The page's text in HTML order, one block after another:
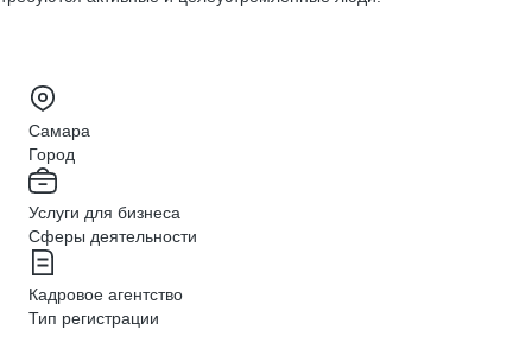
Самара
Город
Услуги для бизнеса
Сферы деятельности
Кадровое агентство
Тип регистрации